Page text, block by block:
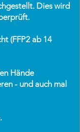
Dies wird
(FFP2 ab 14
Hände
- und auch mal